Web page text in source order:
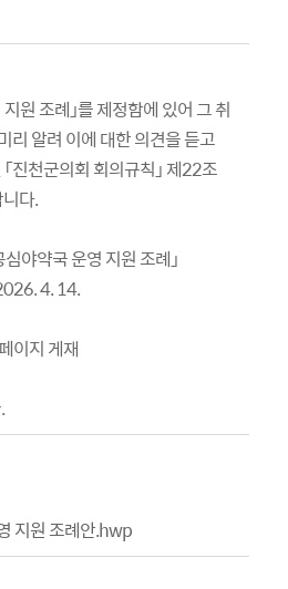
원 조례」를 제정함에 있어 그 취
리 알려 이에 대한 의견을 듣고
진천군의회 회의규칙」 제22조
다.
야약국 운영 지원 조례」
4. 14.
이지 게재
지원 조례안.hwp